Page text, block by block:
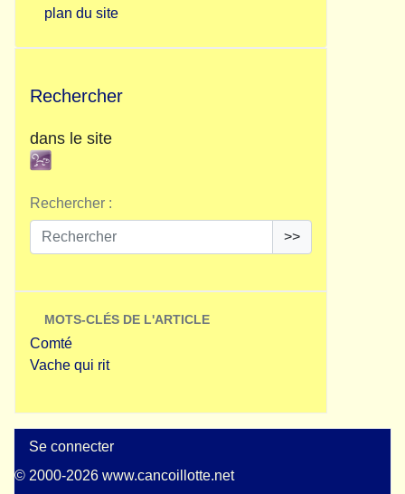
plan du site
Rechercher
dans le site
Rechercher :
>>
MOTS-CLÉS DE L'ARTICLE
Comté
Vache qui rit
Se connecter
© 2000-2026 www.cancoillotte.net